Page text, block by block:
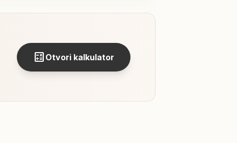
calculate Otvori kalkulator